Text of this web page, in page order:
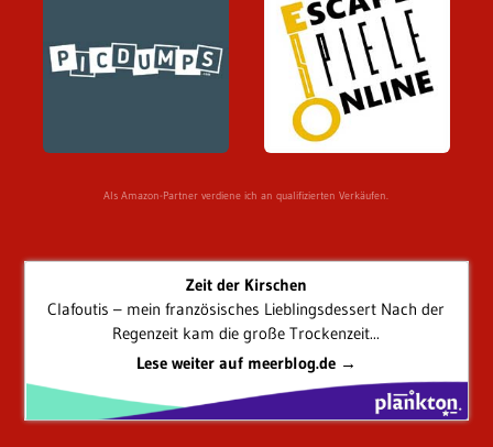
Als Amazon-Partner verdiene ich an qualifizierten Verkäufen.
Zeit der Kirschen
Clafoutis – mein französisches Lieblingsdessert Nach der
Regenzeit kam die große Trockenzeit...
Lese weiter auf meerblog.de →